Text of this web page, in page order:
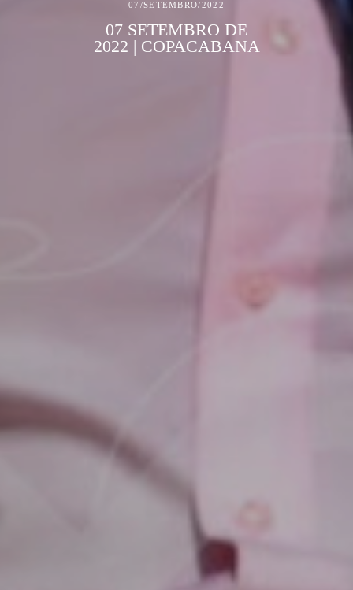
07/SETEMBRO/2022
07 SETEMBRO DE
2022 | COPACABANA